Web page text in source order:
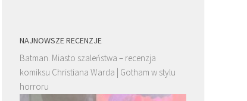
NAJNOWSZE RECENZJE
Batman. Miasto szaleństwa – recenzja
komiksu Christiana Warda | Gotham w stylu
horroru